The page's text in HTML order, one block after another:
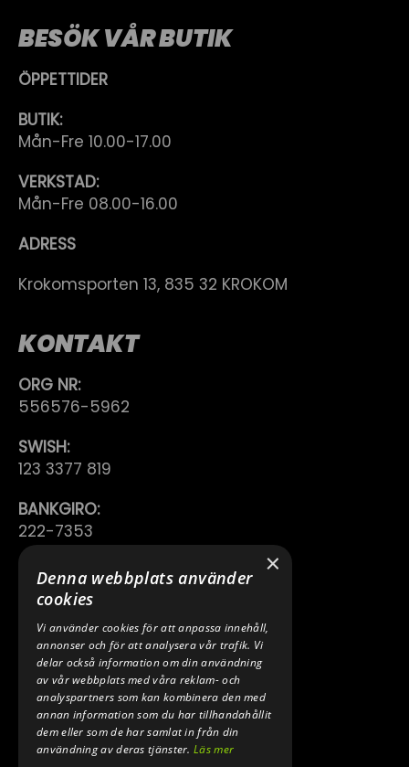
BESÖK VÅR BUTIK
ÖPPETTIDER
BUTIK:
Mån-Fre 10.00-17.00
VERKSTAD:
Mån-Fre 08.00-16.00
ADRESS
Krokomsporten 13, 835 32 KROKOM
KONTAKT
ORG NR:
556576-5962
SWISH:
123 3377 819
BANKGIRO:
222-7353
TELEFON:
0640 200 50
E-POST:
INFO@SPEEDSHOPEN.SE
ÅNGRA MITT KÖP
×
Denna webbplats använder
cookies
Vi använder cookies för att anpassa innehåll,
annonser och för att analysera vår trafik. Vi
delar också information om din användning
av vår webbplats med våra reklam- och
analyspartners som kan kombinera den med
annan information som du har tillhandahållit
dem eller som de har samlat in från din
användning av deras tjänster.Läs mer